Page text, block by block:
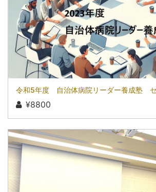
令和5年度 自治体病院リーダー養成塾
¥8800